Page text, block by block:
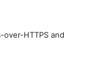
HTTPS and